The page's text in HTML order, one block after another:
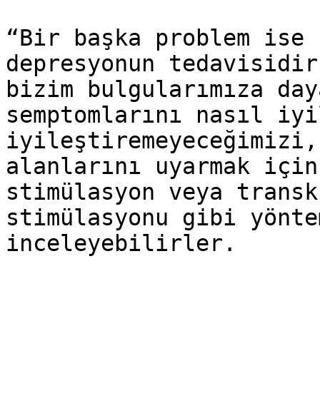
“Bir başka problem ise
depresyonun
bizim bulgularımıza
semptomlarını nasıl
iyileştiremeyeceğimizi,
alanlarını uyarmak
stimülasyon veya
stimülasyonu gibi
inceleyebilirler.